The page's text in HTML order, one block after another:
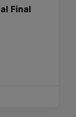
Final